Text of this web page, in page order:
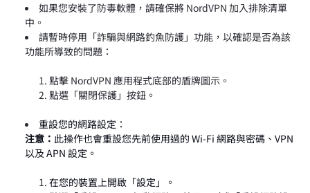
如果您安裝了防毒軟體，請確保將 NordVPN 加入排除清單
中。
請暫時停用「詐騙與網路釣魚防護」功能，以確認是否為該
功能所導致的問題：
點擊 NordVPN 應用程式底部的盾牌圖示。
點選「關閉保護」按鈕。
重設您的網路設定：
注意： 此操作也會重設您先前使用過的 Wi-Fi 網路與密碼、VPN
以及 APN 設定。
在您的裝置上開啟「設定」。